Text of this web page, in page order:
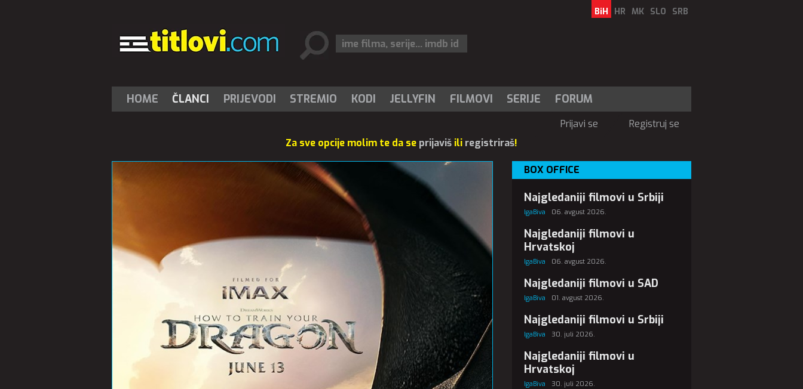
BiH HR MK SLO SRB
HOME ČLANCI PRIJEVODI STREMIO KODI JELLYFIN FILMOVI SERIJE FORUM
Prijavi se
Registruj se
Za sve opcije molim te da se prijaviš ili registriraš!
BOX OFFICE
Najgledaniji filmovi u Srbiji
IgaBiva 06. avgust 2026.
Najgledaniji filmovi u
Hrvatskoj
IgaBiva 06. avgust 2026.
Najgledaniji filmovi u SAD
IgaBiva 01. avgust 2026.
Najgledaniji filmovi u Srbiji
IgaBiva 30. juli 2026.
Najgledaniji filmovi u
Hrvatskoj
IgaBiva 30. juli 2026.